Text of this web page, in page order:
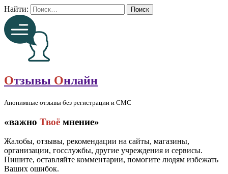
Найти:
Отзывы Онлайн
Анонимные отзывы без регистрации и СМС
«важно Твоё мнение»
Жалобы, отзывы, рекомендации на сайты, магазины,
организации, госслужбы, другие учреждения и сервисы.
Пишите, оставляйте комментарии, помогите людям избежать
Ваших ошибок.